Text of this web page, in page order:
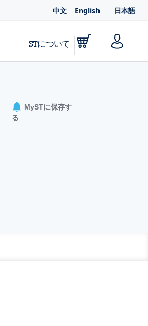
中文 English 日本語
STについて
MySTに保存す
る